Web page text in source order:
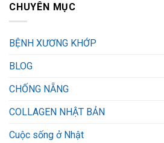
CHUYÊN MỤC
BỆNH XƯƠNG KHỚP
BLOG
CHỐNG NẴNG
COLLAGEN NHẬT BẢN
Cuộc sống ở Nhật